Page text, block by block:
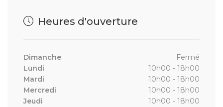
Heures d'ouverture
Dimanche
Fermé
Lundi
10h00 - 18h00
Mardi
10h00 - 18h00
Mercredi
10h00 - 18h00
Jeudi
10h00 - 18h00